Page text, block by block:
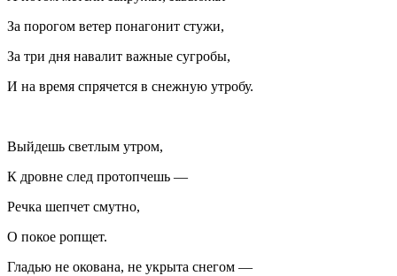
За порогом ветер понагонит стужи,
За три дня навалит важные сугробы,
И на время спрячется в снежную утробу.
Выйдешь светлым утром,
К дровне след протопчешь —
Речка шепчет смутно,
О покое ропщет.
Гладью не окована, не укрыта снегом —